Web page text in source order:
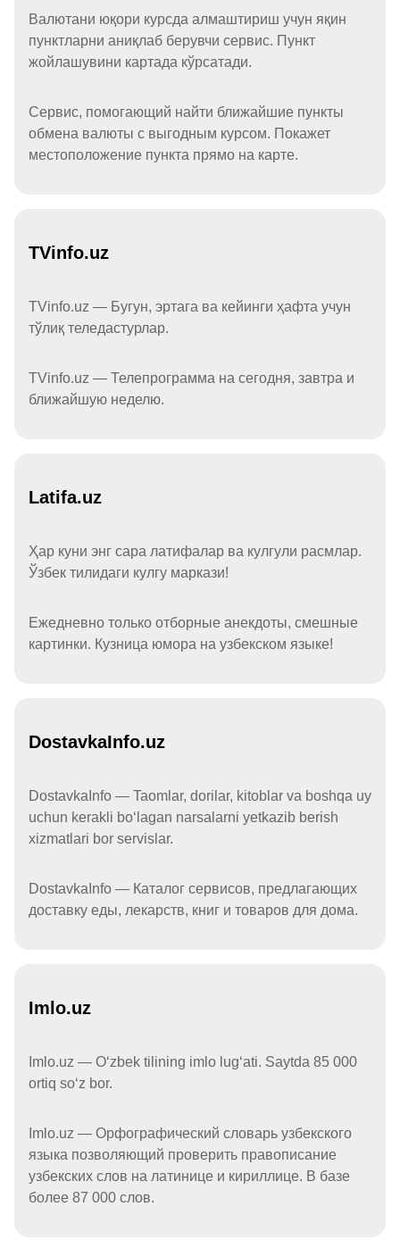
Валютани юқори курсда алмаштириш учун яқин
пунктларни аниқлаб берувчи сервис. Пункт
жойлашувини картада кўрсатади.
Сервис, помогающий найти ближайшие пункты
обмена валюты с выгодным курсом. Покажет
местоположение пункта прямо на карте.
TVinfo.uz
TVinfo.uz — Бугун, эртага ва кейинги ҳафта учун
тўлиқ теледастурлар.
TVinfo.uz — Телепрограмма на сегодня, завтра и
ближайшую неделю.
Latifa.uz
Ҳар куни энг сара латифалар ва кулгули расмлар.
Ўзбек тилидаги кулгу маркази!
Ежедневно только отборные анекдоты, смешные
картинки. Кузница юмора на узбекском языке!
DostavkaInfo.uz
DostavkaInfo — Taomlar, dorilar, kitoblar va boshqa uy
uchun kerakli boʻlagan narsalarni yetkazib berish
xizmatlari bor servislar.
DostavkaInfo — Каталог сервисов, предлагающих
доставку еды, лекарств, книг и товаров для дома.
Imlo.uz
Imlo.uz — Oʻzbek tilining imlo lugʻati. Saytda 85 000
ortiq soʻz bor.
Imlo.uz — Орфографический словарь узбекского
языка позволяющий проверить правописание
узбекских слов на латинице и кириллице. В базе
более 87 000 слов.